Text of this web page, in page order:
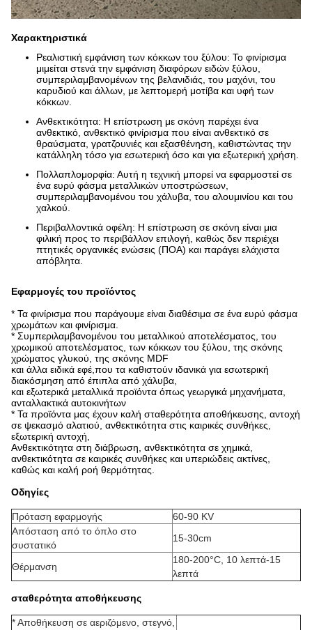
Χαρακτηριστικά
Ρεαλιστική εμφάνιση των κόκκων του ξύλου: Το φινίρισμα
μιμείται στενά την εμφάνιση διαφόρων ειδών ξύλου,
συμπεριλαμβανομένων της βελανιδιάς, του μαχόνι, του
καρυδιού και άλλων, με λεπτομερή μοτίβα και υφή των
κόκκων.
Ανθεκτικότητα: Η επίστρωση με σκόνη παρέχει ένα
ανθεκτικό, ανθεκτικό φινίρισμα που είναι ανθεκτικό σε
θραύσματα, γρατζουνιές και εξασθένηση, καθιστώντας την
κατάλληλη τόσο για εσωτερική όσο και για εξωτερική χρήση.
Πολλαπλομορφία: Αυτή η τεχνική μπορεί να εφαρμοστεί σε
ένα ευρύ φάσμα μεταλλικών υποστρώσεων,
συμπεριλαμβανομένου του χάλυβα, του αλουμινίου και του
χαλκού.
Περιβαλλοντικά οφέλη: Η επίστρωση σε σκόνη είναι μια
φιλική προς το περιβάλλον επιλογή, καθώς δεν περιέχει
πτητικές οργανικές ενώσεις (ΠΟΑ) και παράγει ελάχιστα
απόβλητα.
Εφαρμογές του προϊόντος
* Τα φινίρισμα που παράγουμε είναι διαθέσιμα σε ένα ευρύ φάσμα
χρωμάτων και φινίρισμα.
* Συμπεριλαμβανομένου του μεταλλικού αποτελέσματος, του
χρωμικού αποτελέσματος, των κόκκων του ξύλου, της σκόνης
χρώματος γλυκού, της σκόνης MDF
και άλλα ειδικά εφέ,που τα καθιστούν ιδανικά για εσωτερική
διακόσμηση από έπιπλα από χάλυβα,
και εξωτερικά μεταλλικά προϊόντα όπως γεωργικά μηχανήματα,
ανταλλακτικά αυτοκινήτων
* Τα προϊόντα μας έχουν καλή σταθερότητα αποθήκευσης, αντοχή
σε ψεκασμό αλατιού, ανθεκτικότητα στις καιρικές συνθήκες,
εξωτερική αντοχή,
Ανθεκτικότητα στη διάβρωση, ανθεκτικότητα σε χημικά,
ανθεκτικότητα σε καιρικές συνθήκες και υπεριώδεις ακτίνες,
καθώς και καλή ροή θερμότητας.
Οδηγίες
Πρόταση εφαρμογής
60-90 KV
Απόσταση από το όπλο στο
συστατικό
15-30cm
Θέρμανση
180-200°C, 10 λεπτά-15
λεπτά
σταθερότητα αποθήκευσης
* Αποθήκευση σε αεριζόμενο, στεγνό,